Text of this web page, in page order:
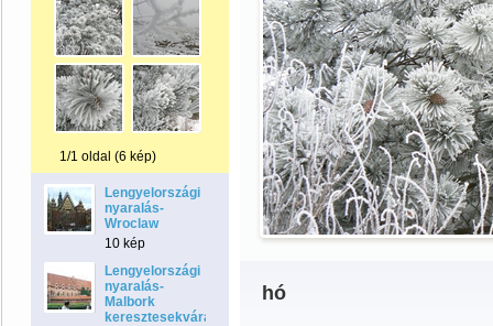
1/1 oldal (6 kép)
Lengyelországi
nyaralás-
Wroclaw
10 kép
Lengyelországi
nyaralás-
Malbork
keresztesekvára
hó